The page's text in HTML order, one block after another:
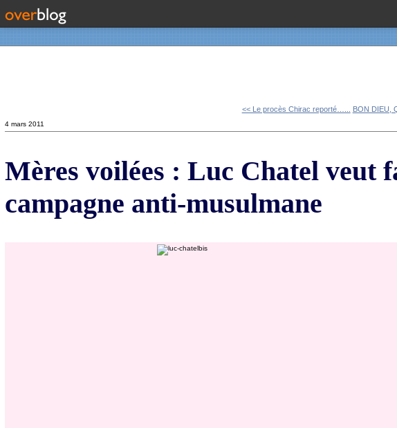
<< Le procès Chirac reporté…... BON DIEU,
4 mars 2011
Mères voilées : Luc Chatel veut
campagne anti-musulmane